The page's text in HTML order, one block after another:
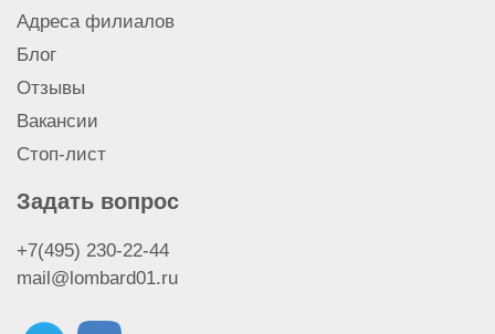
Адреса филиалов
Блог
Отзывы
Вакансии
Стоп-лист
Задать вопрос
+7(495) 230-22-44
mail@lombard01.ru